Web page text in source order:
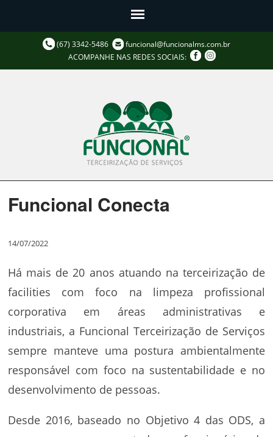
(67) 3342-5486
funcional@funcionalms.com.br
ACOMPANHE NAS REDES SOCIAIS:
Funcional Conecta
14/07/2022
Há mais de 20 anos atuando na terceirização de
facilities com foco na limpeza profissional
corporativa em áreas administrativas e
industriais, a Funcional Terceirização de Serviços
sempre manteve uma postura ambientalmente
responsável com foco na sustentabilidade e no
desenvolvimento de pessoas.
Desde 2016, baseado no Objetivo 4 das ODS, a